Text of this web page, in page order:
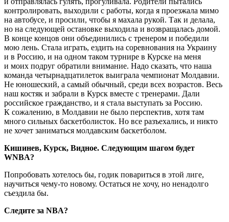
контролировать, выходили с работы, когда я проезжала мимо
на автобусе, и просили, чтобы я махала рукой. Так и делала,
но на следующей остановке выходила и возвращалась домой.
В конце концов они объединились с тренером и победили
мою лень. Стала играть, ездить на соревнования на Украину
и в Россию, и на одном таком турнире в Курске на меня
и моих подруг обратили внимание. Надо сказать, что наша
команда четырнадцатилеток выиграла чемпионат Молдавии.
Не юношеский, а самый обычный, среди всех возрастов. Весь
наш костяк и забрали в Курск вместе с тренерами. Дали
российское гражданство, и я стала выступать за Россию.
К сожалению, в Молдавии не было перспектив, хотя там
много сильных баскетболисток. Но все разъехались, и никто
не хочет заниматься молдавским баскетболом.
Кишинев, Курск, Видное. Следующим шагом будет
WNBA?
Попробовать хотелось бы, годик повариться в этой лиге,
научиться чему-то новому. Остаться не хочу, но ненадолго
съездила бы.
Следите за NBA?